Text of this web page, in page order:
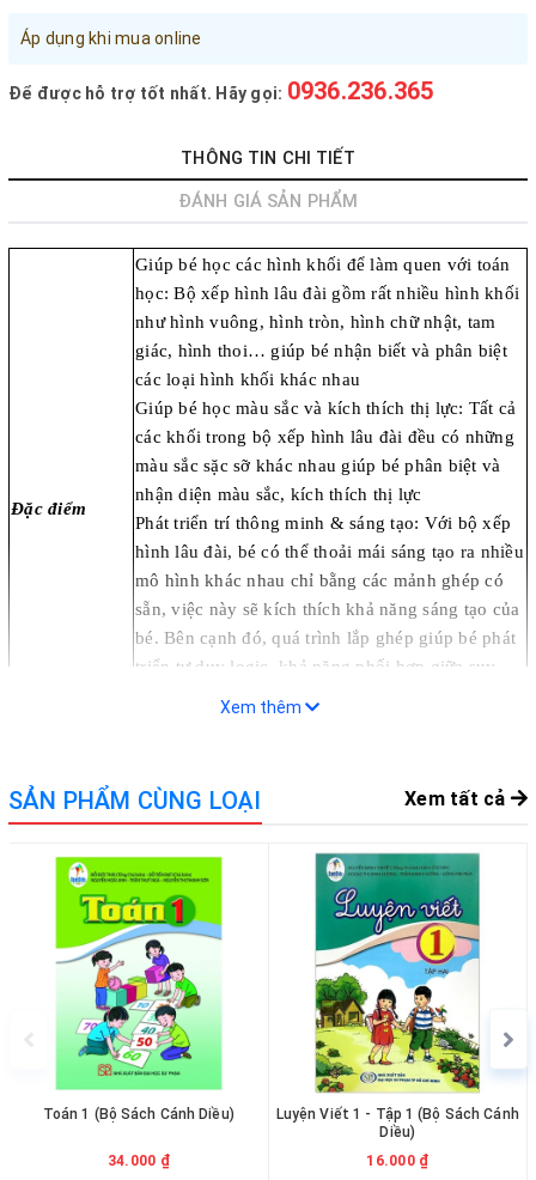
Đăng nhập tài khoản
0936.236.365-090.215.9818
vanphongphamhaigiang@gmail.com
Hướng dẫn mua hàng
Hướng dẫn thanh toán
Chính sách vận chuyển, Bảo hành, Bảo mật thông tin
Đóng
Áp dụng khi mua online
Để được hỗ trợ tốt nhất. Hãy gọi: 0936.236.365
THÔNG TIN CHI TIẾT
ĐÁNH GIÁ SẢN PHẨM
Đặc điểm
Giúp bé học các hình khối để làm quen với toán
học: Bộ xếp hình lâu đài gồm rất nhiều hình khối
như hình vuông, hình tròn, hình chữ nhật, tam
giác, hình thoi… giúp bé nhận biết và phân biệt
các loại hình khối khác nhau
Giúp bé học màu sắc và kích thích thị lực: Tất cả
các khối trong bộ xếp hình lâu đài đều có những
màu sắc sặc sỡ khác nhau giúp bé phân biệt và
nhận diện màu sắc, kích thích thị lực
Phát triển trí thông minh & sáng tạo: Với bộ xếp
hình lâu đài, bé có thể thoải mái sáng tạo ra nhiều
mô hình khác nhau chỉ bằng các mảnh ghép có
sẵn, việc này sẽ kích thích khả năng sáng tạo của
bé. Bên cạnh đó, quá trình lắp ghép giúp bé phát
triển tư duy logic, khả năng phối hợp giữa suy
Quy cách
Chất liệu: Gỗ. Không độc hại, không gây ảnh
hưởng đến sức khỏe người sử dụng
Xuất xứ
Việt Nam
Màu sắc
Nhiều màu
Xem thêm
SẢN PHẨM CÙNG LOẠI Xem tất cả
Toán 1 (Bộ Sách Cánh Diều)
34.000 ₫
Luyện Viết 1 - Tập 1 (Bộ Sách Cánh
Diều)
16.000 ₫